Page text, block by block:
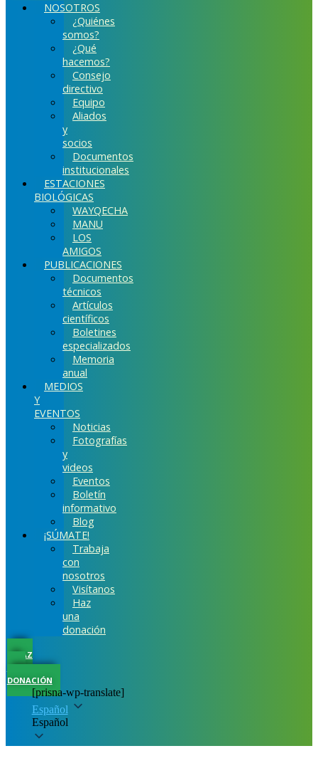
NOSOTROS
¿Quiénes
somos?
¿Qué
hacemos?
Consejo
directivo
Equipo
Aliados
y
socios
Documentos
institucionales
ESTACIONES
BIOLÓGICAS
WAYQECHA
MANU
LOS
AMIGOS
PUBLICACIONES
Documentos
técnicos
Artículos
científicos
Boletines
especializados
Memoria
anual
MEDIOS
Y
EVENTOS
Noticias
Fotografías
y
videos
Eventos
Boletín
informativo
Blog
¡SÚMATE!
Trabaja
con
nosotros
Visítanos
Haz
una
donación
HAZ
UNA
DONACIÓN
[prisna-wp-translate]
Español
Español